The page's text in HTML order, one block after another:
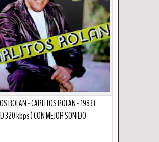
ROLAN - CARLITOS ROLAN - 1983 (
320 kbps ) CON MEJOR SONIDO